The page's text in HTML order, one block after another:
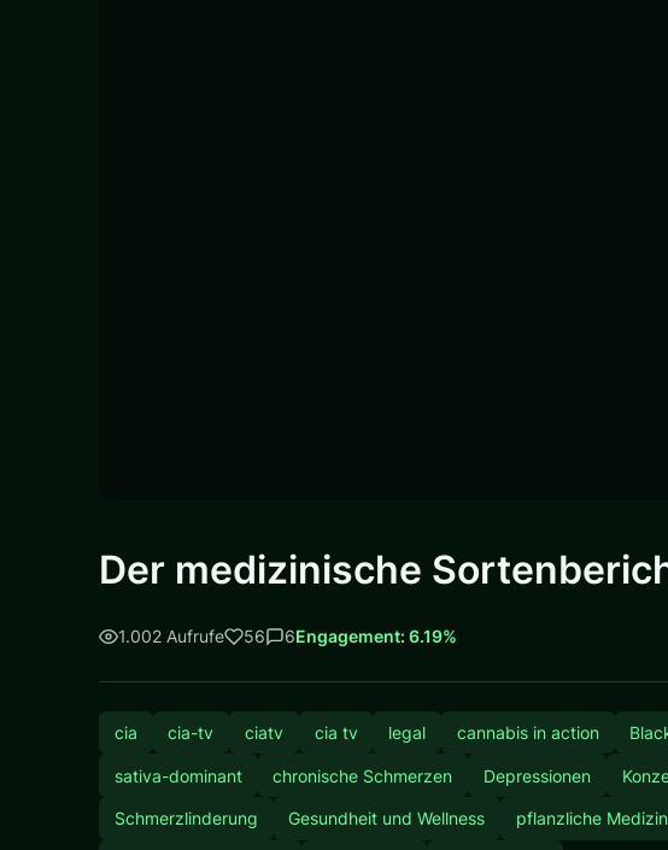
Der medizinische
1.002 Aufrufe 56 6Engagement: 6.19%
cia cia-tv ciatv cia tv legal cannabis in action
sativa-dominant chronische Schmerzen Depressionen
Schmerzlinderung Gesundheit und Wellness pflanzliche Medizin